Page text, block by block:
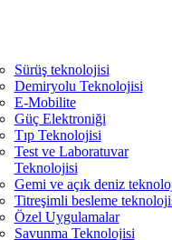
Sürüş teknolojisi
Demiryolu Teknolojisi
E-Mobilite
Güç Elektroniği
Tıp Teknolojisi
Test ve Laboratuvar
Teknolojisi
Gemi ve açık deniz
Titreşimli besleme
Özel Uygulamalar
Savunma Teknolojisi